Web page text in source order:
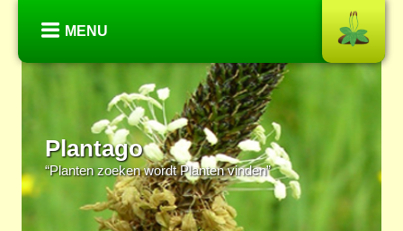
MENU
Plantago
“Planten zoeken wordt Planten vinden”